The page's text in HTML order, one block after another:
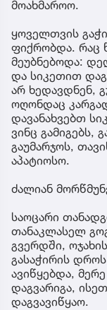
მოახმაროო.
ყოველთვის
ფიქრობდა. რაც
მეუბნებოდა:
და სიკეთით
არ ხედავდნენ,
ოღონდაც
დავანახვებთ
ვინც გამიგებს,
გაუმარჯოს,
აპატიოსო.
ძალიან
საოცარი
თანაკლასელ
გვერდში,
გასაჭირის
ავიწყებდა,
დაგვარიგა,
დაგვავიწყაო.